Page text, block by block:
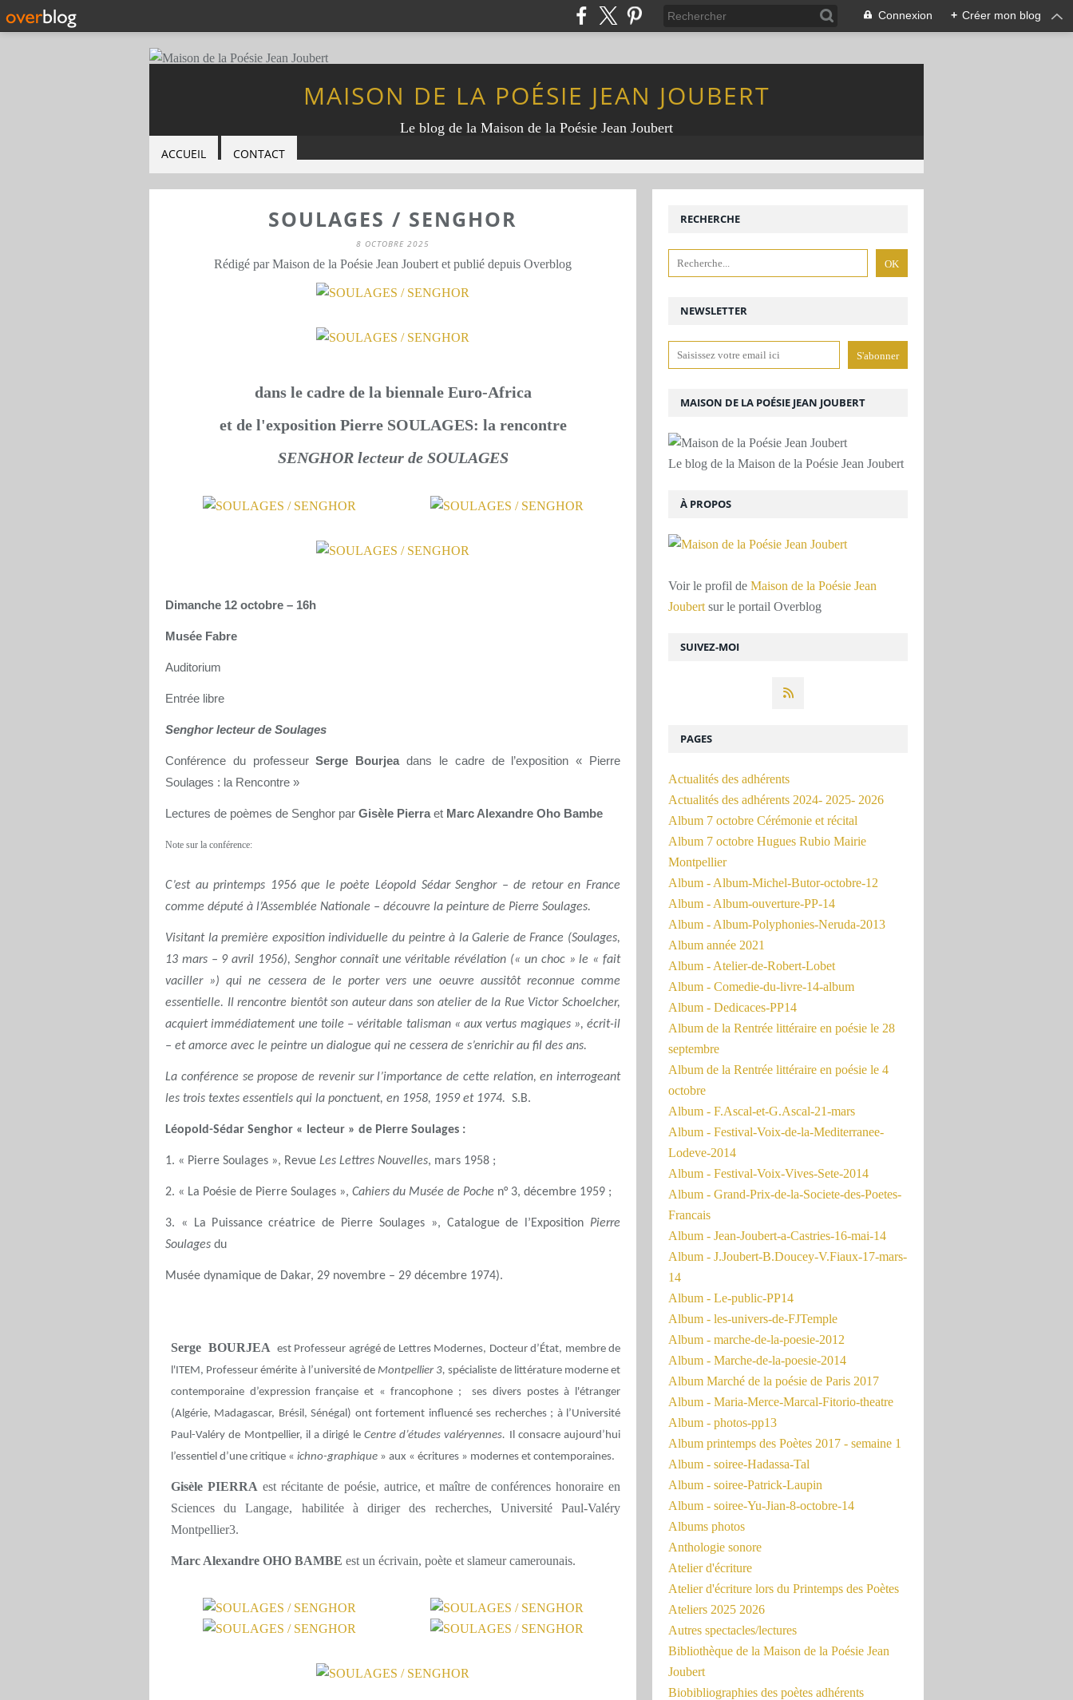
Connexion + Créer mon blog
MAISON DE LA POÉSIE JEAN JOUBERT
Le blog de la Maison de la Poésie Jean Joubert
ACCUEIL CONTACT
SOULAGES / SENGHOR
8 OCTOBRE 2025
Rédigé par Maison de la Poésie Jean Joubert et publié depuis Overblog
dans le cadre de la biennale Euro-Africa
et de l'exposition Pierre SOULAGES: la rencontre
SENGHOR lecteur de SOULAGES
Dimanche 12 octobre – 16h
Musée Fabre
Auditorium
Entrée libre
Senghor lecteur de Soulages
Conférence du professeurSerge Bourjea dans le cadre de l’exposition « Pierre
Soulages : la Rencontre »
Lectures de poèmes de Senghor par Gisèle Pierra et Marc Alexandre Oho Bambe
Note sur la conférence:
C’est au printemps 1956 que le poète Léopold Sédar Senghor – de retour en France
comme député à l’Assemblée Nationale – découvre la peinture de Pierre Soulages.
Visitant la première exposition individuelle du peintre à la Galerie de France (Soulages,
13 mars – 9 avril 1956), Senghor connaît une véritable révélation (« un choc » le « fait
vaciller ») qui ne cessera de le porter vers une oeuvre aussitôt reconnue comme
essentielle. Il rencontre bientôt son auteur dans son atelier de la Rue Victor Schoelcher,
acquiert immédiatement une toile – véritable talisman « aux vertus magiques », écrit-il
– et amorce avec le peintre un dialogue qui ne cessera de s’enrichir au fil des ans.
La conférence se propose de revenir sur l’importance de cette relation, en interrogeant
les trois textes essentiels qui la ponctuent, en 1958, 1959 et 1974. S.B.
Léopold-Sédar Senghor « lecteur » de Pierre Soulages :
1. « Pierre Soulages », Revue Les Lettres Nouvelles, mars 1958 ;
2. « La Poésie de Pierre Soulages », Cahiers du Musée de Poche n° 3, décembre 1959 ;
3. « La Puissance créatrice de Pierre Soulages », Catalogue de l’Exposition Pierre
Soulages du
Musée dynamique de Dakar, 29 novembre – 29 décembre 1974).
Serge BOURJEA est Professeur agrégé de Lettres Modernes, Docteur d’État, membre de
l'ITEM, Professeur émérite à l’université de Montpellier 3, spécialiste de littérature moderne et
contemporaine d’expression française et « francophone ; ses divers postes à l'étranger
(Algérie, Madagascar, Brésil, Sénégal) ont fortement influencé ses recherches ; à l’Université
Paul-Valéry de Montpellier, il a dirigé le Centre d’études valéryennes. Il consacre aujourd’hui
l’essentiel d’une critique « ichno-graphique » aux « écritures » modernes et contemporaines.
Gisèle PIERRA est récitante de poésie, autrice, et maître de conférences honoraire en
Sciences du Langage, habilitée à diriger des recherches, Université Paul-Valéry
Montpellier3.
Marc Alexandre OHO BAMBE est un écrivain, poète et slameur camerounais.
NEWSLETTER
SUIVEZ-MOI
RECHERCHE
MAISON DE LA POÉSIE JEAN JOUBERT
Le blog de la Maison de la Poésie Jean Joubert
À PROPOS
Voir le profil de Maison de la Poésie Jean
Joubert sur le portail Overblog
PAGES
Actualités des adhérents
Actualités des adhérents 2024- 2025- 2026
Album 7 octobre Cérémonie et récital
Album 7 octobre Hugues Rubio Mairie
Montpellier
Album - Album-Michel-Butor-octobre-12
Album - Album-ouverture-PP-14
Album - Album-Polyphonies-Neruda-2013
Album année 2021
Album - Atelier-de-Robert-Lobet
Album - Comedie-du-livre-14-album
Album - Dedicaces-PP14
Album de la Rentrée littéraire en poésie le 28
septembre
Album de la Rentrée littéraire en poésie le 4
octobre
Album - F.Ascal-et-G.Ascal-21-mars
Album - Festival-Voix-de-la-Mediterranee-
Lodeve-2014
Album - Festival-Voix-Vives-Sete-2014
Album - Grand-Prix-de-la-Societe-des-Poetes-
Francais
Album - Jean-Joubert-a-Castries-16-mai-14
Album - J.Joubert-B.Doucey-V.Fiaux-17-mars-
14
Album - Le-public-PP14
Album - les-univers-de-FJTemple
Album - marche-de-la-poesie-2012
Album - Marche-de-la-poesie-2014
Album Marché de la poésie de Paris 2017
Album - Maria-Merce-Marcal-Fitorio-theatre
Album - photos-pp13
Album printemps des Poètes 2017 - semaine 1
Album - soiree-Hadassa-Tal
Album - soiree-Patrick-Laupin
Album - soiree-Yu-Jian-8-octobre-14
Albums photos
Anthologie sonore
Atelier d'écriture
Atelier d'écriture lors du Printemps des Poètes
Ateliers 2025 2026
Autres spectacles/lectures
Bibliothèque de la Maison de la Poésie Jean
Joubert
Biobibliographies des poètes adhérents